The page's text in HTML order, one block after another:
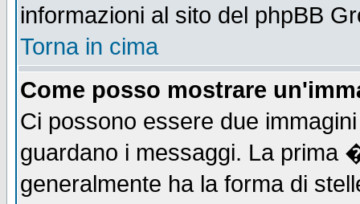
informazioni al sito del phpBB
Torna in cima
Come posso mostrare
Ci possono essere due
guardano i messaggi. La prima
generalmente ha la forma di